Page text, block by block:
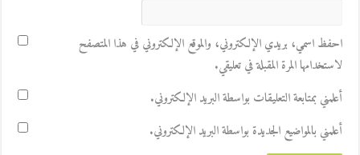
احفظ اسمي، بريدي الإلكتروني، والموقع الإلكتروني في هذا المتصفح
لاستخدامها المرة المقبلة في تعليقي.
أعلمني بمتابعة التعليقات بواسطة البريد الإلكتروني.
أعلمني بالمواضيع الجديدة بواسطة البريد الإلكتروني.